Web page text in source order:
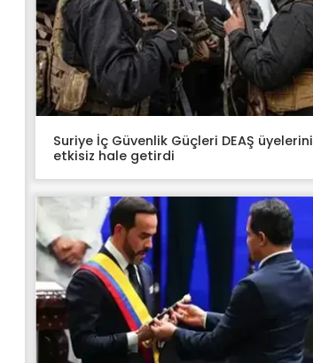
Suriye İç Güvenlik Güçleri DEAŞ üyelerini
etkisiz hale getirdi